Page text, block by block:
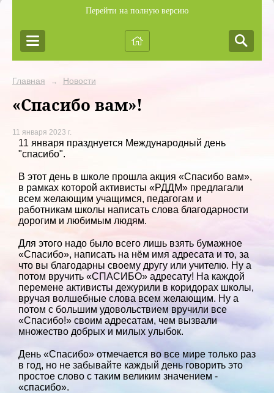
Перейти на полную версию
Главная → Новости
«Спасибо вам»!
11 января 2023 г.
11 января празднуется Международный день
"спасибо".
В этот день в школе прошла акция «Спасибо вам»,
в рамках которой активисты «РДДМ» предлагали
всем желающим учащимся, педагогам и
работникам школы написать слова благодарности
дорогим и любимым людям.
Для этого надо было всего лишь взять бумажное
«Спасибо», написать на нём имя адресата и то, за
что вы благодарны своему другу или учителю. Ну а
потом вручить «СПАСИБО» адресату! На каждой
перемене активисты дежурили в коридорах школы,
вручая волшебные слова всем желающим. Ну а
потом с большим удовольствием вручили все
«Спасибо!» своим адресатам, чем вызвали
множество добрых и милых улыбок.
День «Спасибо» отмечается во все мире только раз
в год, но не забывайте каждый день говорить это
простое слово с таким великим значением -
«спасибо».